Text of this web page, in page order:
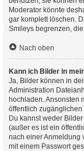
Moderator könnte
gar komplett löschen.
Smileys begrenzen,
Nach oben
Kann ich Bilder in
Ja, Bilder können in
Administration
hochladen. Ansonsten
öffentlich zugänglichen
Du kannst weder
(außer es ist ein
nach einer Anmeldung
mit einem Passwort